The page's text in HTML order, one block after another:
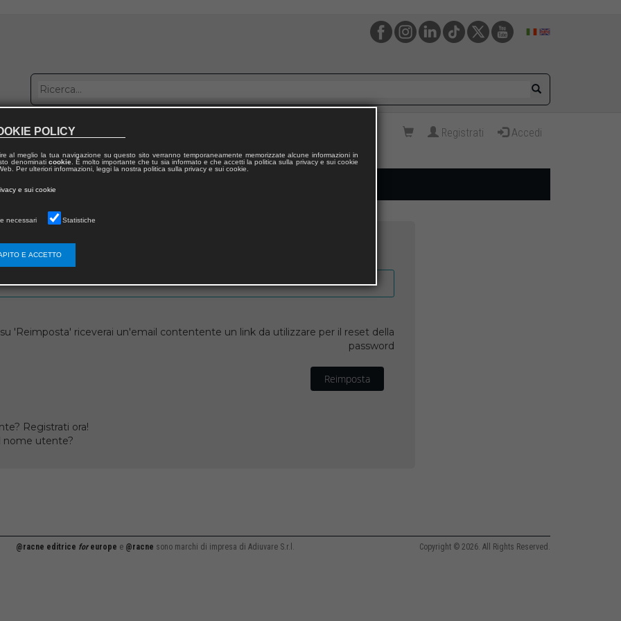
con noi Registrati Accedi
'Reimposta' riceverai un'email contentente un link da utilizzare per il reset della
password
Reimposta
Registrati ora!
nome utente?
@racne editrice foreurope e @racne sono marchi di impresa di Adiuvare S.r.l. Copyright © 2026. All Rights Reserved.
POLICY
al meglio la tua navigazione su questo sito verranno temporaneamente memorizzate alcune informazioni in
denominati cookie. È molto importante che tu sia informato e che accetti la politica sulla privacy e sui cookie
Per ulteriori informazioni, leggi la nostra politica sulla privacy e sui cookie.
e sui cookie
necessari Statistiche
E ACCETTO